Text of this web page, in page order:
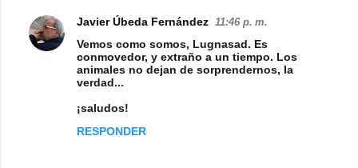
Javier Úbeda Fernández 11:46 p. m.
Vemos como somos, Lugnasad. Es
conmovedor, y extraño a un tiempo. Los
animales no dejan de sorprendernos, la
verdad...
¡saludos!
RESPONDER